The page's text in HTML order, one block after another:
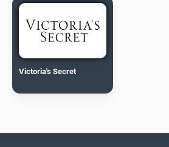
Victoria's Secret